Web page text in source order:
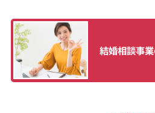
結婚相談事